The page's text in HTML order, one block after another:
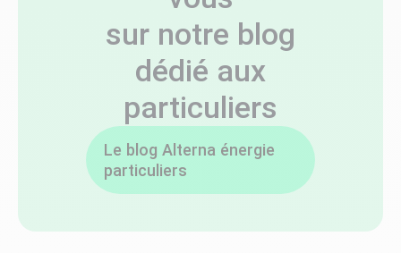
sur notre blog
dédié aux
particuliers
Le blog Alterna énergie
particuliers